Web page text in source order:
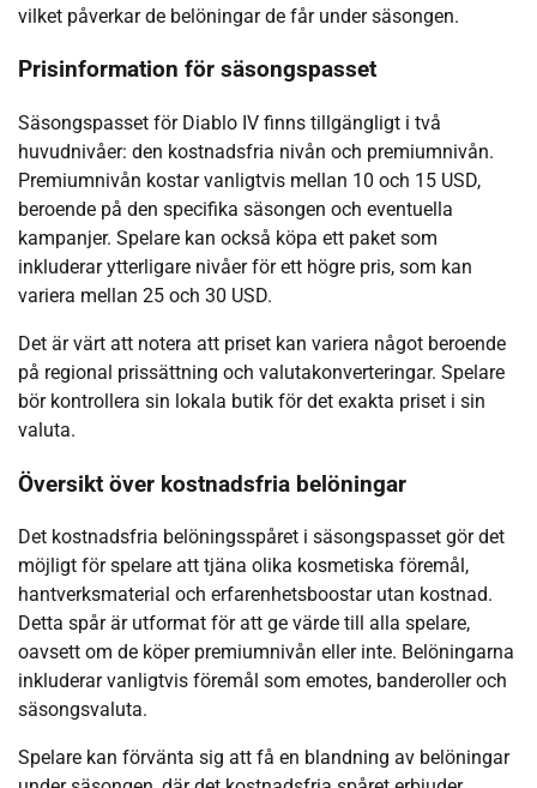
vilket påverkar de belöningar de får under säsongen.
Prisinformation för säsongspasset
Säsongspasset för Diablo IV finns tillgängligt i två
huvudnivåer: den kostnadsfria nivån och premiumnivån.
Premiumnivån kostar vanligtvis mellan 10 och 15 USD,
beroende på den specifika säsongen och eventuella
kampanjer. Spelare kan också köpa ett paket som
inkluderar ytterligare nivåer för ett högre pris, som kan
variera mellan 25 och 30 USD.
Det är värt att notera att priset kan variera något beroende
på regional prissättning och valutakonverteringar. Spelare
bör kontrollera sin lokala butik för det exakta priset i sin
valuta.
Översikt över kostnadsfria belöningar
Det kostnadsfria belöningsspåret i säsongspasset gör det
möjligt för spelare att tjäna olika kosmetiska föremål,
hantverksmaterial och erfarenhetsboostar utan kostnad.
Detta spår är utformat för att ge värde till alla spelare,
oavsett om de köper premiumnivån eller inte. Belöningarna
inkluderar vanligtvis föremål som emotes, banderoller och
säsongsvaluta.
Spelare kan förvänta sig att få en blandning av belöningar